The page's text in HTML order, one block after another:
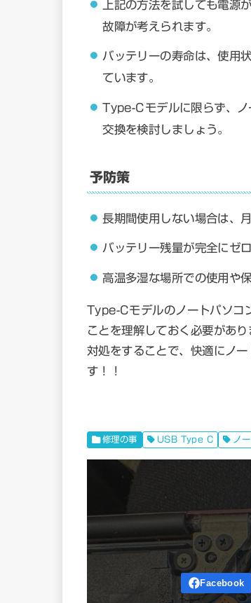
上記の方法を試しても電源
故障が考えられます。
バッテリーの寿命は、使用
ています。
Type-Cモデルに限らず、ノ
交換を検討しましょう。
予防策
長期間使用しない場合は、
バッテリー残量が完全にゼ
高温多湿な場所での使用や
Type-Cモデルのノートパソコ
ことを理解しておく必要があ
対処をすることで、快適にノ
す！！
修理の事 USB Type C ノ